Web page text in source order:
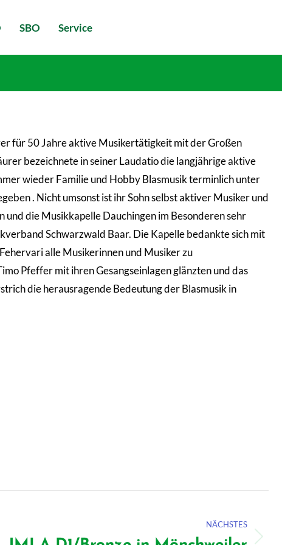
SBO Service
für 50 Jahre aktive Musikertätigkeit mit der Großen
bezeichnete in seiner Laudatio die langjährige aktive
wieder Familie und Hobby Blasmusik terminlich unter
. Nicht umsonst ist ihr Sohn selbst aktiver Musiker und
die Musikkapelle Dauchingen im Besonderen sehr
Schwarzwald Baar. Die Kapelle bedankte sich mit
alle Musikerinnen und Musiker zu
Pfeffer mit ihren Gesangseinlagen glänzten und das
die herausragende Bedeutung der Blasmusik in
NÄCHSTES